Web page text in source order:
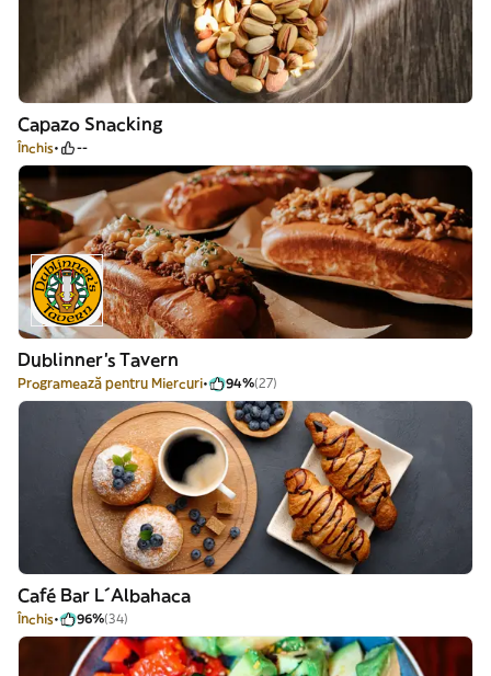
Capazo Snacking
Închis --
Dublinner's Tavern
Programează pentru Miercuri 94%(27)
Café Bar L´Albahaca
Închis 96%(34)